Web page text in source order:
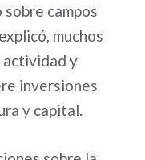
campos
muchos
actividad y
inversiones
y capital.